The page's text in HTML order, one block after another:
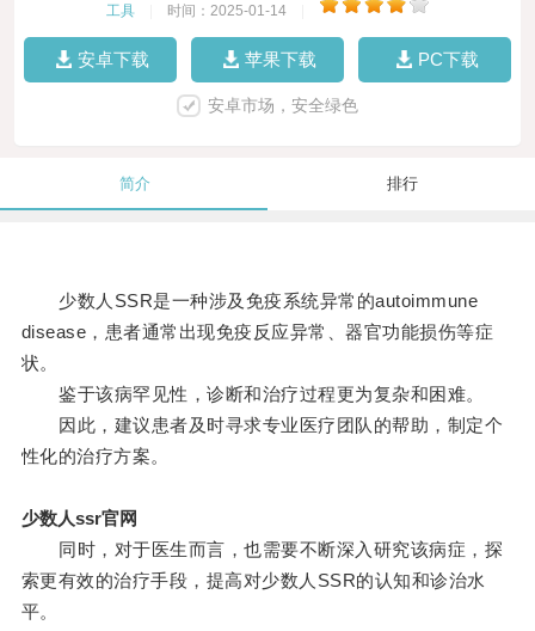
工具 时间：2025-01-14
安卓下载 苹果下载 PC下载
安卓市场，安全绿色
简介 排行
少数人SSR是一种涉及免疫系统异常的autoimmune
disease，患者通常出现免疫反应异常、器官功能损伤等症
状。
鉴于该病罕见性，诊断和治疗过程更为复杂和困难。
因此，建议患者及时寻求专业医疗团队的帮助，制定个
性化的治疗方案。
少数人ssr官网
同时，对于医生而言，也需要不断深入研究该病症，探
索更有效的治疗手段，提高对少数人SSR的认知和诊治水
平。